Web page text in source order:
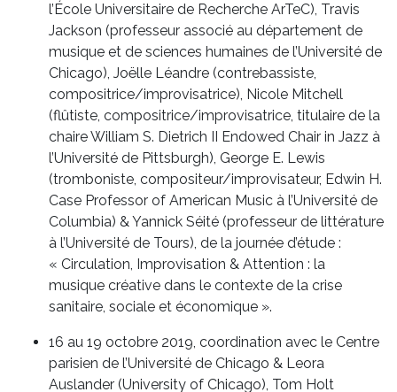
l’École Universitaire de Recherche ArTeC), Travis
Jackson (professeur associé au département de
musique et de sciences humaines de l’Université de
Chicago), Joëlle Léandre (contrebassiste,
compositrice/improvisatrice), Nicole Mitchell
(flûtiste, compositrice/improvisatrice, titulaire de la
chaire William S. Dietrich II Endowed Chair in Jazz à
l’Université de Pittsburgh), George E. Lewis
(tromboniste, compositeur/improvisateur, Edwin H.
Case Professor of American Music à l’Université de
Columbia) & Yannick Séité (professeur de littérature
à l’Université de Tours), de la journée d’étude :
« Circulation, Improvisation & Attention : la
musique créative dans le contexte de la crise
sanitaire, sociale et économique ».
16 au 19 octobre 2019, coordination avec le Centre
parisien de l’Université de Chicago & Leora
Auslander (University of Chicago), Tom Holt